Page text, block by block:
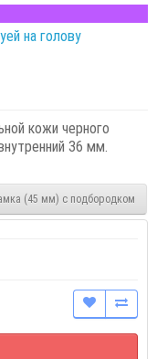
кожи черного
36 мм.
(45 мм) с подбородком